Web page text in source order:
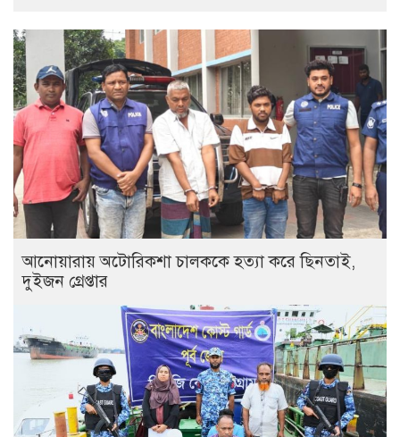
আনোয়ারায় অটোরিকশা চালককে হত্যা করে ছিনতাই,
দুইজন গ্রেপ্তার